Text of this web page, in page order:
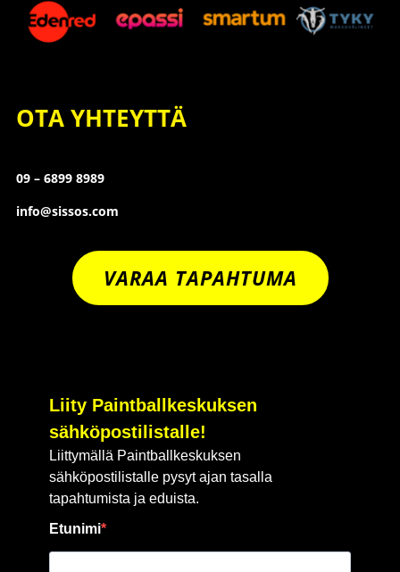
OTA YHTEYTTÄ
09 – 6899 8989
info@sissos.com
VARAA TAPAHTUMA
Liity Paintballkeskuksen
sähköpostilistalle!
Liittymällä Paintballkeskuksen
sähköpostilistalle pysyt ajan tasalla
tapahtumista ja eduista.
Etunimi